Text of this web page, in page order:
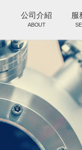
公司介紹
ABOUT
服